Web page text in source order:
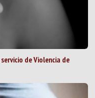
de Violencia de